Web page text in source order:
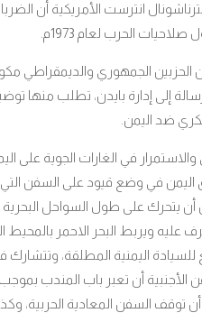
انترست الأمريكية أن
الحرب لعام 1973م
الجمهوري والديمقراطي
إلى إدارة بايدن، تطلب منها
ضد اليمن.
في الغارات الجوية على
في وضع قيود على السفن التي
اليمن أن يتحرك على طول السواحل
عليه ويربط البحر الاحمر
اليمنية المطلقة،
الأجنبية أن تعبر باب المندب
أن توقف السفن المعادية الحربية،